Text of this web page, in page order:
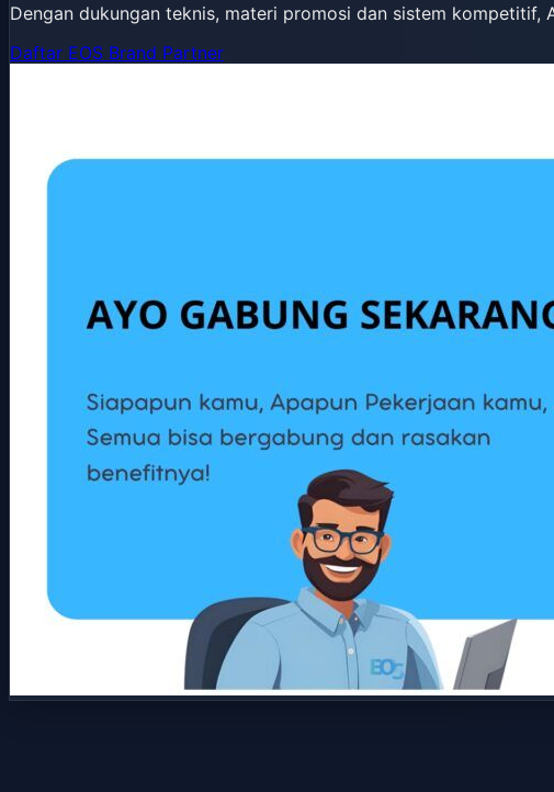
Dengan dukungan teknis, materi promosi dan sistem
Daftar EOS Brand Partner